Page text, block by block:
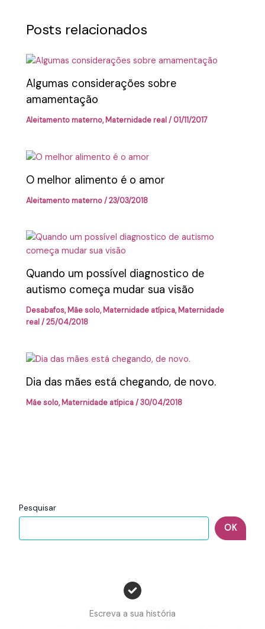
Pesquisar
OK
Escreva a sua história
Posts relacionados
Algumas considerações sobre
amamentação
Aleitamento materno,Maternidade real/01/11/2017
O melhor alimento é o amor
Aleitamento materno/23/03/2018
Quando um possível diagnostico de
autismo começa mudar sua visão
Desabafos,Mãe solo,Maternidade atípica,Maternidade
real/25/04/2018
Dia das mães está chegando, de novo.
Mãe solo,Maternidade atípica/30/04/2018